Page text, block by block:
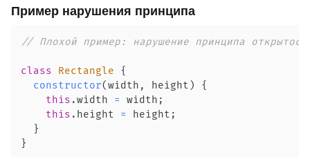
Пример нарушения принципа
// Плохой пример: нарушение принципа
class Rectangle
{
constructor(width , height )
{
this .width = width ;
this . height = height ;
}
}